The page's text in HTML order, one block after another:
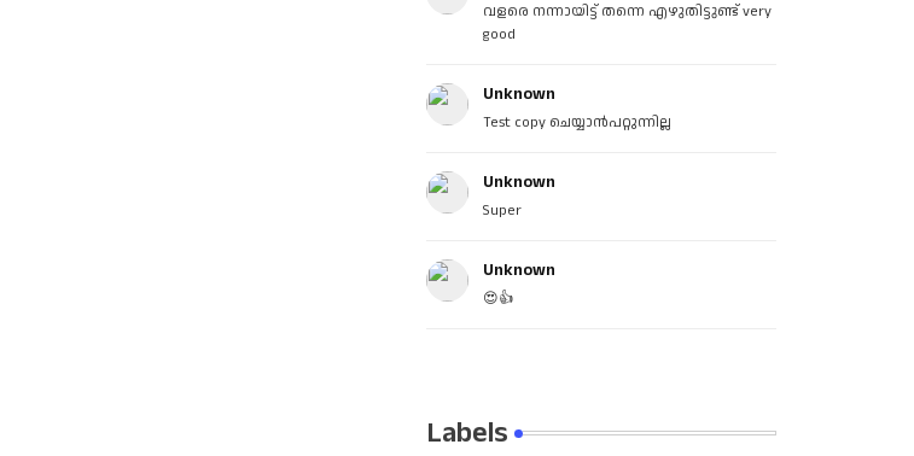
വളരെ നന്നായിട്ട് തന്നെ എഴുതിട്ടുണ്ട് very
good
Unknown
Test copy ചെയ്യാൻപറ്റുന്നില്ല
Unknown
Super
Unknown
😍👍
Labels